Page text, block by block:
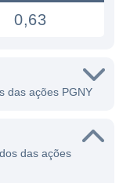
0,63
das ações PGNY
das ações